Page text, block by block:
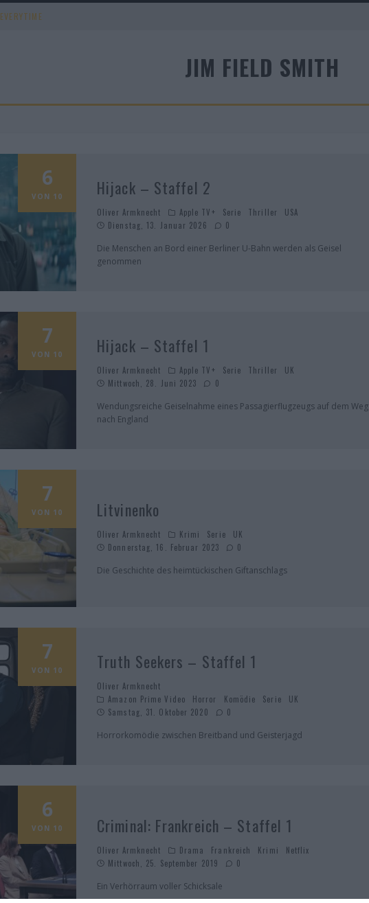
EVERYTIME
JIM FIELD SMITH
6
VON 10 Hijack – Staffel 2
Oliver Armknecht Apple TV+ Serie Thriller
USA
Dienstag, 13. Januar 2026
0
Die Menschen an Bord einer Berliner U-Bahn werden als Geisel
genommen
7
VON 10 Hijack – Staffel 1
Oliver Armknecht Apple TV+ Serie Thriller
UK
Mittwoch, 28. Juni 2023
0
Wendungsreiche Geiselnahme eines Passagierflugzeugs auf dem Weg
nach England
7
VON 10 Litvinenko
Oliver Armknecht Krimi Serie
UK
Donnerstag, 16. Februar 2023
0
Die Geschichte des heimtückischen Giftanschlags
7
VON 10 Truth Seekers – Staffel 1
Oliver Armknecht
Amazon Prime Video
Horror Komödie Serie
UK
Samstag, 31. Oktober 2020
0
Horrorkomödie zwischen Breitband und Geisterjagd
6
VON 10 Criminal: Frankreich – Staffel 1
Oliver Armknecht Drama Frankreich Krimi
Netflix
Mittwoch, 25. September 2019
0
Ein Verhörraum voller Schicksale